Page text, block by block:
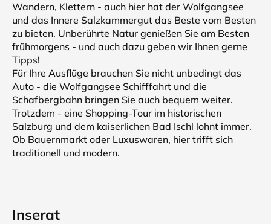
Wandern, Klettern - auch hier hat der Wolfgangsee
und das Innere Salzkammergut das Beste vom Besten
zu bieten. Unberührte Natur genießen Sie am Besten
frühmorgens - und auch dazu geben wir Ihnen gerne
Tipps!
Für Ihre Ausflüge brauchen Sie nicht unbedingt das
Auto - die Wolfgangsee Schifffahrt und die
Schafbergbahn bringen Sie auch bequem weiter.
Trotzdem - eine Shopping-Tour im historischen
Salzburg und dem kaiserlichen Bad Ischl lohnt immer.
Ob Bauernmarkt oder Luxuswaren, hier trifft sich
traditionell und modern.
Inserat